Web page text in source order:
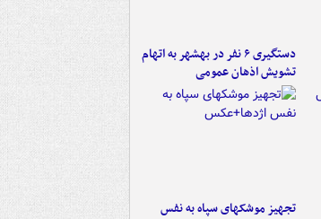
دستگیری ۶ نفر در بهشهر به اتهام
تشویش اذهان عمومی
تجهیز موشکهای سپاه به نفس